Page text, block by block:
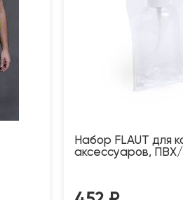
Набор FLAUT для
аксессуаров,